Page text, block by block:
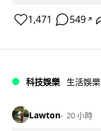
1,471 549 ↗
科技娛樂 生活娛樂
Lawton 20 小時